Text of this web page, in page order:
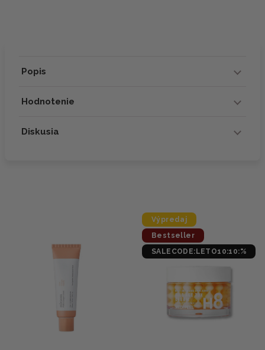
Popis
Hodnotenie
Diskusia
Výpredaj
Bestseller
SALECODE:LETO10:10:%